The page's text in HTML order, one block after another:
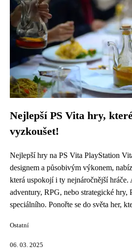
Nejlepší PS Vita hry,
vyzkoušet!
Nejlepší hry na PS Vita PlayStation
designem a působivým výkonem,
která uspokojí i ty nejnáročnější
adventury, RPG, nebo strategické hry,
speciálního. Ponořte se do světa her,
Ostatní
06. 03. 2025